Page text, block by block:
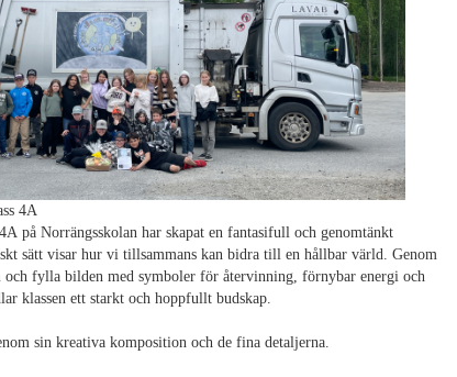
4A
på Norrängsskolan har skapat en fantasifull och genomtänkt
sätt visar hur vi tillsammans kan bidra till en hållbar värld. Genom
och fylla bilden med symboler för återvinning, förnybar energi och
klassen ett starkt och hoppfullt budskap.
sin kreativa komposition och de fina detaljerna.